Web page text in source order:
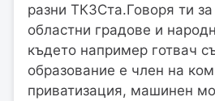
разни ТКЗСта.Говоря ти
областни градове и
където например готвач
образование е член на
приватизация, машинен